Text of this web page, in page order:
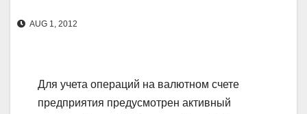
AUG 1, 2012
Для учета операций на валютном счете
предприятия предусмотрен активный